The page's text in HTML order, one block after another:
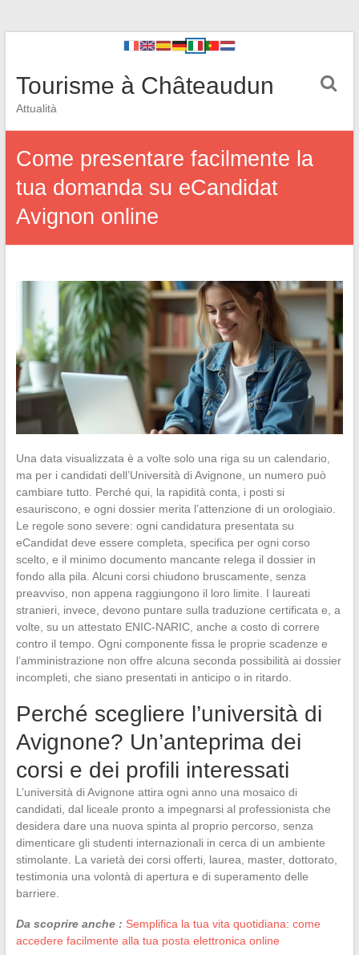
Tourisme à Châteaudun
Attualità
Come presentare facilmente la
tua domanda su eCandidat
Avignon online
Una data visualizzata è a volte solo una riga su un calendario,
ma per i candidati dell’Università di Avignone, un numero può
cambiare tutto. Perché qui, la rapidità conta, i posti si
esauriscono, e ogni dossier merita l’attenzione di un orologiaio.
Le regole sono severe: ogni candidatura presentata su
eCandidat deve essere completa, specifica per ogni corso
scelto, e il minimo documento mancante relega il dossier in
fondo alla pila. Alcuni corsi chiudono bruscamente, senza
preavviso, non appena raggiungono il loro limite. I laureati
stranieri, invece, devono puntare sulla traduzione certificata e, a
volte, su un attestato ENIC-NARIC, anche a costo di correre
contro il tempo. Ogni componente fissa le proprie scadenze e
l’amministrazione non offre alcuna seconda possibilità ai dossier
incompleti, che siano presentati in anticipo o in ritardo.
Perché scegliere l’università di
Avignone? Un’anteprima dei
corsi e dei profili interessati
L’università di Avignone attira ogni anno una mosaico di
candidati, dal liceale pronto a impegnarsi al professionista che
desidera dare una nuova spinta al proprio percorso, senza
dimenticare gli studenti internazionali in cerca di un ambiente
stimolante. La varietà dei corsi offerti, laurea, master, dottorato,
testimonia una volontà di apertura e di superamento delle
barriere.
Da scoprire anche : Semplifica la tua vita quotidiana: come
accedere facilmente alla tua posta elettronica online